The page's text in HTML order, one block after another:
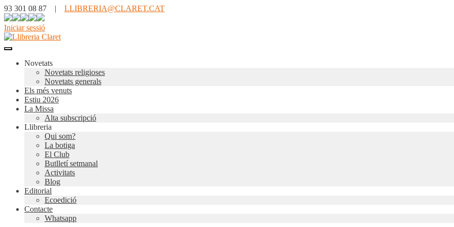
93 301 08 87 | LLIBRERIA@CLARET.CAT
Iniciar sessió
Novetats
Novetats religioses
Novetats generals
Els més venuts
Estiu 2026
La Missa
Alta subscripció
Llibreria
Qui som?
La botiga
El Club
Butlletí setmanal
Activitats
Blog
Editorial
Ecoedició
Contacte
Whatsapp